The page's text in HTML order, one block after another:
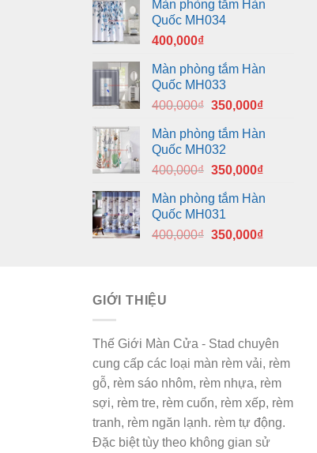
Màn phòng tắm Hàn
Quốc MH034
400,000₫
Màn phòng tắm Hàn
Quốc MH033
400,000₫ Giá
là:
400,000₫.
350,000₫Giá
tại
350,000₫.
Màn phòng tắm Hàn
Quốc MH032
400,000₫ Giá
là:
400,000₫.
350,000₫Giá
tại
350,000₫.
Màn phòng tắm Hàn
Quốc MH031
400,000₫ Giá
350,000₫Giá
GIỚI THIỆU
Thế Giới Màn Cửa - Stad chuyên
cung cấp các loại màn rèm vải, rèm
gỗ, rèm sáo nhôm, rèm nhựa, rèm
sợi, rèm tre, rèm cuốn, rèm xếp, rèm
tranh, rèm ngăn lạnh. rèm tự động.
Đặc biệt tùy theo không gian sử